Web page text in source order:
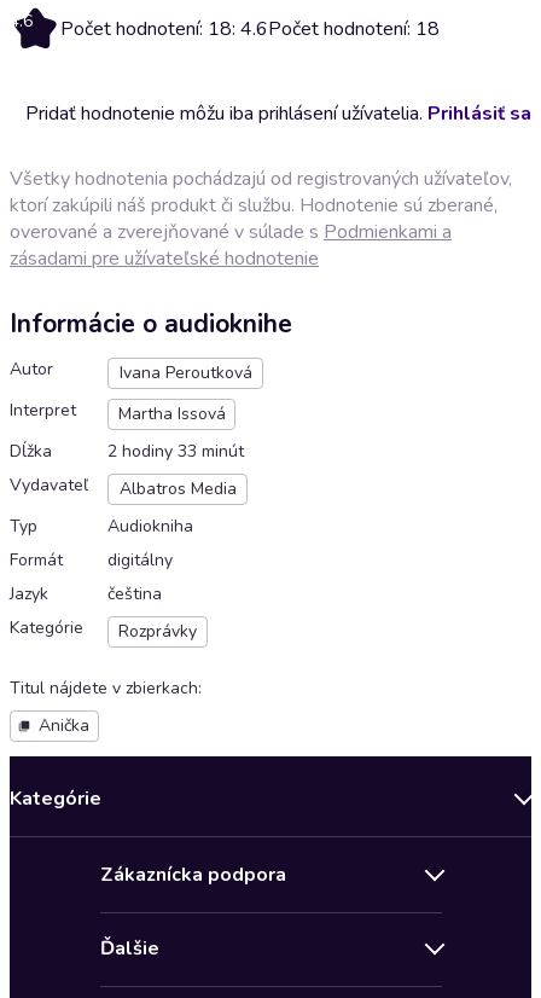
4.6 Počet hodnotení: 18: 4.6Počet hodnotení: 18
Pridať hodnotenie môžu iba prihlásení užívatelia. Prihlásiť sa
Všetky hodnotenia pochádzajú od registrovaných užívateľov,
ktorí zakúpili náš produkt či službu. Hodnotenie sú zberané,
overované a zverejňované v súlade s Podmienkami a
zásadami pre užívateľské hodnotenie
Informácie o audioknihe
Autor
Ivana Peroutková
Interpret
Martha Issová
Dĺžka
2 hodiny 33 minút
Vydavateľ
Albatros Media
Typ
Audiokniha
Formát
digitálny
Jazyk
čeština
Kategórie
Rozprávky
Titul nájdete v zbierkach:
Anička
Kategórie
Zákaznícka podpora
Ďalšie